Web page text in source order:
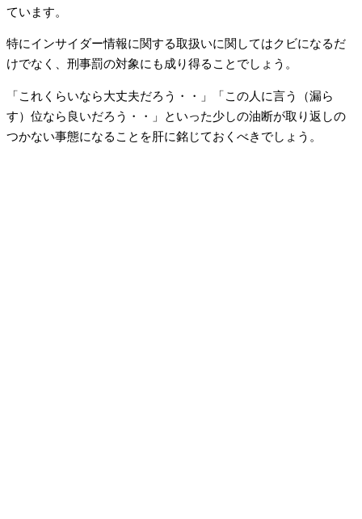
ています。
特にインサイダー情報に関する取扱いに関してはクビになるだ
けでなく、刑事罰の対象にも成り得ることでしょう。
「これくらいなら大丈夫だろう・・」「この人に言う（漏ら
す）位なら良いだろう・・」といった少しの油断が取り返しの
つかない事態になることを肝に銘じておくべきでしょう。